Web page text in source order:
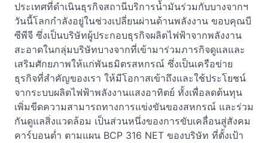
ประเทศที่ดำเนินธุรกิจสถานีบริการน้ำมันร่วมกับบางจากฯ
วันนี้โลกกำลังอยู่ในช่วงเปลี่ยนผ่านด้านพลังงาน ขอบคุณบี
ซีพีจี ซึ่งเป็นบริษัทผู้ประกอบธุรกิจผลิตไฟฟ้าจากพลังงาน
สะอาดในกลุ่มบริษัทบางจากที่เข้ามาร่วมภารกิจดูแลและ
เสริมศักยภาพให้แก่พันธมิตรสหกรณ์ ซึ่งเป็นเครือข่าย
ธุรกิจที่สำคัญของเรา ให้มีโอกาสเข้าถึงและใช้ประโยชน์
จากระบบผลิตไฟฟ้าพลังงานแสงอาทิตย์ ทั้งเพื่อลดต้นทุน
เพิ่มขีดความสามารถทางการแข่งขันของสหกรณ์ และร่วม
กันดูแลสิ่งแวดล้อม เป็นส่วนหนึ่งของการขับเคลื่อนสู่สังคม
คาร์บอนต่ำ ตามแผน BCP 316 NET ของบริษัท ที่ตั้งเป้า